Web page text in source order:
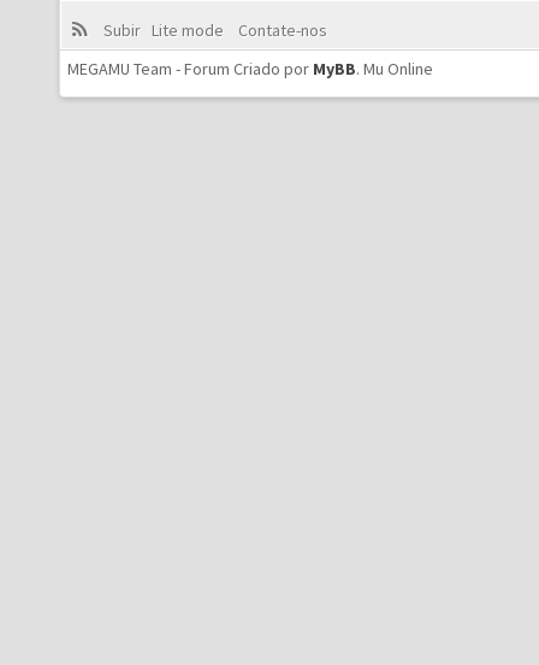
Subir Lite mode
Contate-nos
MEGAMU Team - Forum Criado por MyBB. Mu Online